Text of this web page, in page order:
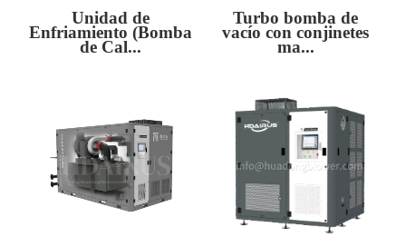
Unidad de
Enfriamiento (Bomba
de Cal...
Turbo bomba de
vacío con conjinetes
ma...